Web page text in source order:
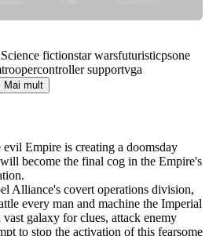
Science fictionstar warsfuturisticpsone
controller supportvga
Mai mult
Empire is creating a doomsday
become the final cog in the Empire's
Alliance's covert operations division,
every man and machine the Imperial
vast galaxy for clues, attack enemy
to stop the activation of this fearsome